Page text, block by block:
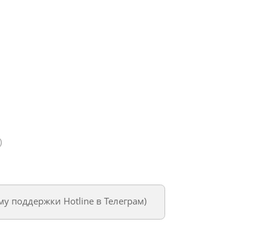
поддержки Hotline в Телеграм)